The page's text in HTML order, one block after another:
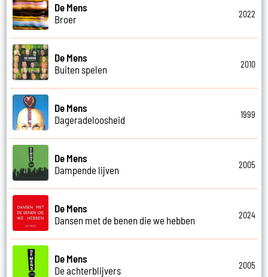
De Mens
Broer
2022
De Mens
Buiten spelen
2010
De Mens
Dageradeloosheid
1999
De Mens
Dampende lijven
2005
De Mens
Dansen met de benen die we hebben
2024
De Mens
De achterblijvers
2005